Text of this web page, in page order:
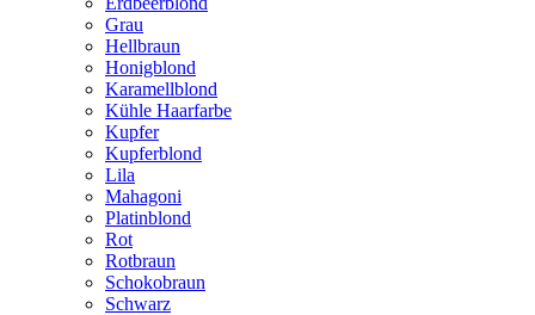
Grau
Hellbraun
Honigblond
Karamellblond
Kühle Haarfarbe
Kupfer
Kupferblond
Lila
Mahagoni
Platinblond
Rot
Rotbraun
Schokobraun
Schwarz